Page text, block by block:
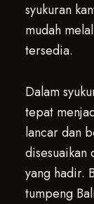
syukuran
mudah
tersedia.
Dalam
tepat
lancar dan
disesuaikan
yang hadir.
tumpeng